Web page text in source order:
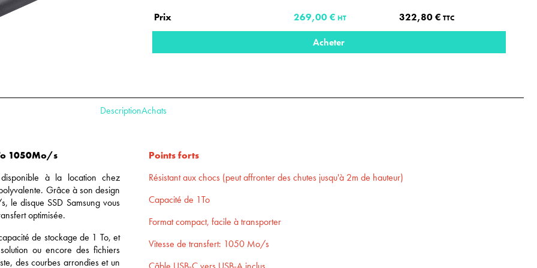
Prix 269,00 € HT 322,80 € TTC
Acheter
DescriptionAchats
1050Mo/s
à la location chez
Grâce à son design
le disque SSD Samsung vous
optimisée.
de stockage de 1 To, et
ou encore des fichiers
des courbes arrondies et un
Points forts
Résistant aux chocs (peut affronter des chutes jusqu'à 2m de hauteur)
Capacité de 1To
Format compact, facile à transporter
Vitesse de transfert: 1050 Mo/s